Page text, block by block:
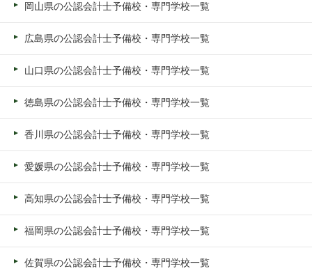
岡山県の公認会計士予備校・専門学校一覧
広島県の公認会計士予備校・専門学校一覧
山口県の公認会計士予備校・専門学校一覧
徳島県の公認会計士予備校・専門学校一覧
香川県の公認会計士予備校・専門学校一覧
愛媛県の公認会計士予備校・専門学校一覧
高知県の公認会計士予備校・専門学校一覧
福岡県の公認会計士予備校・専門学校一覧
佐賀県の公認会計士予備校・専門学校一覧